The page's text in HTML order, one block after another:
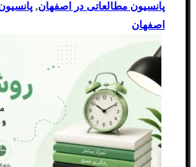
پانسیون مطالعاتی در اصفهان,
اصفهان